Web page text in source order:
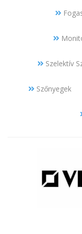
Szelektív
Szőnyegek